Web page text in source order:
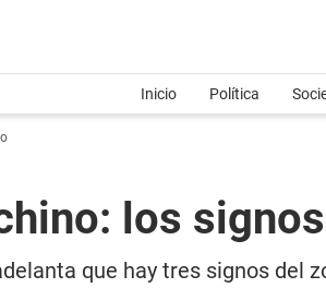
Inicio Política
los
que hay tres signos del